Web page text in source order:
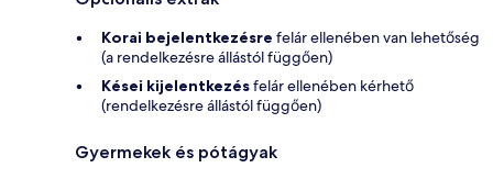
Korai bejelentkezésre felár ellenében van lehetőség
(a rendelkezésre állástól függően)
Kései kijelentkezésfelár ellenében kérhető
(rendelkezésre állástól függően)
Gyermekek és pótágyak